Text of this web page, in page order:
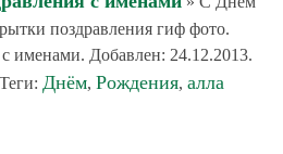
поздравления гиф фото.
именами. Добавлен: 24.12.2013.
Днём, Рождения, алла